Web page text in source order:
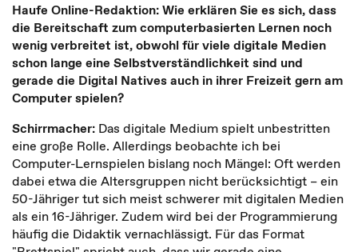
Haufe Online-Redaktion: Wie erklären Sie es sich, dass
die Bereitschaft zum computerbasierten Lernen noch
wenig verbreitet ist, obwohl für viele digitale Medien
schon lange eine Selbstverständlichkeit sind und
gerade die Digital Natives auch in ihrer Freizeit gern am
Computer spielen?
Schirrmacher: Das digitale Medium spielt unbestritten
eine große Rolle. Allerdings beobachte ich bei
Computer-Lernspielen bislang noch Mängel: Oft werden
dabei etwa die Altersgruppen nicht berücksichtigt – ein
50-Jähriger tut sich meist schwerer mit digitalen Medien
als ein 16-Jähriger. Zudem wird bei der Programmierung
häufig die Didaktik vernachlässigt. Für das Format